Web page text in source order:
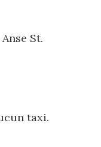
St.
taxi.